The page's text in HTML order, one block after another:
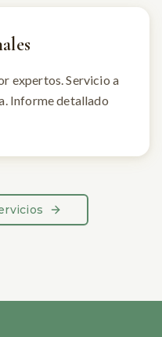
expertos. Servicio a
Informe detallado